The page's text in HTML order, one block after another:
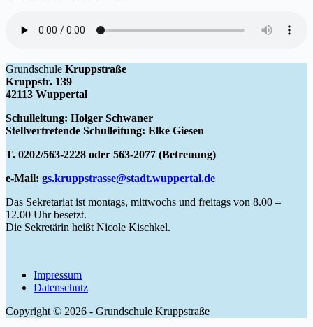
Grundschule Kruppstraße
Kruppstr. 139
42113 Wuppertal
Schulleitung: Holger Schwaner
Stellvertretende Schulleitung: Elke Giesen
T. 0202/563-2228 oder 563-2077 (Betreuung)
e-Mail: gs.kruppstrasse@stadt.wuppertal.de
Das Sekretariat ist montags, mittwochs und freitags von 8.00 –
12.00 Uhr besetzt.
Die Sekretärin heißt Nicole Kischkel.
Impressum
Datenschutz
Copyright © 2026 - Grundschule Kruppstraße